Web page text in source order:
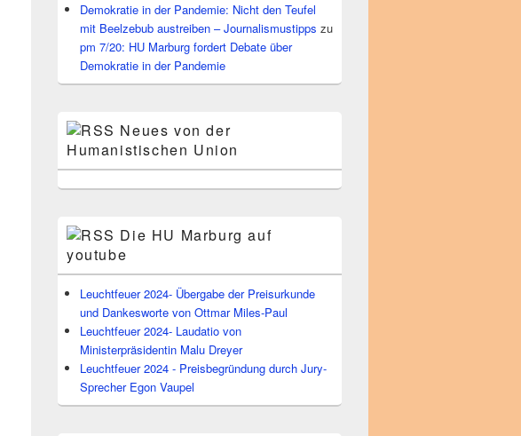
Demokratie in der Pandemie: Nicht den Teufel
mit Beelzebub austreiben – Journalismustipps zu
pm 7/20: HU Marburg fordert Debate über
Demokratie in der Pandemie
Neues von der
Humanistischen Union
Die HU Marburg auf
youtube
Leuchtfeuer 2024- Übergabe der Preisurkunde
und Dankesworte von Ottmar Miles-Paul
Leuchtfeuer 2024- Laudatio von
Ministerpräsidentin Malu Dreyer
Leuchtfeuer 2024 - Preisbegründung durch Jury-
Sprecher Egon Vaupel